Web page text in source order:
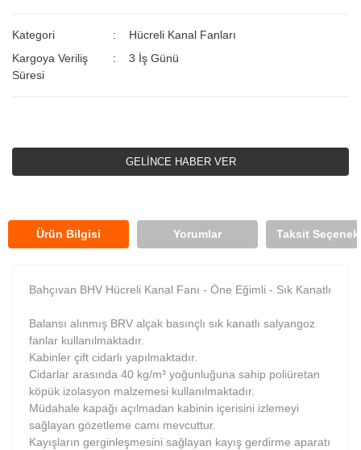
Kategori
Hücreli Kanal Fanları
Kargoya Veriliş
Süresi
3 İş Günü
GELİNCE HABER VER
Ürün Bilgisi Yorumlar Taksit
Bahçıvan BHV Hücreli Kanal Fanı - Öne Eğimli - Sık Kanatlı
Balansı alınmış BRV alçak basınçlı sık kanatlı salyangoz
fanlar kullanılmaktadır.
Kabinler çift cidarlı yapılmaktadır.
Cidarlar arasında 40 kg/m³ yoğunluğuna sahip poliüretan
köpük izolasyon malzemesi kullanılmaktadır.
Müdahale kapağı açılmadan kabinin içerisini izlemeyi
sağlayan gözetleme camı mevcuttur.
Kayışların gerginleşmesini sağlayan kayış gerdirme aparatı